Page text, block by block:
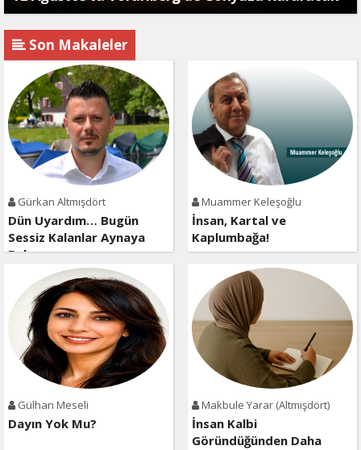
Son Makaleler
Gürkan Altmışdört
Dün Uyardım… Bugün
Sessiz Kalanlar Aynaya
Baksın
Muammer Keleşoğlu
İnsan, Kartal ve
Kaplumbağa!
Gülhan Meseli
Dayın Yok Mu?
Makbule Yarar (Altmışdört)
İnsan Kalbi
Göründüğünden Daha